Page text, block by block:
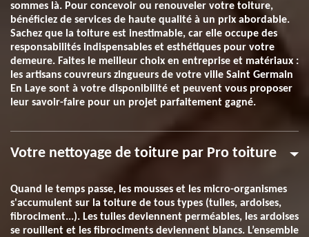
sommes là. Pour concevoir ou renouveler votre toiture,
bénéficiez de services de haute qualité à un prix abordable.
Sachez que la toiture est inestimable, car elle occupe des
responsabilités indispensables et esthétiques pour votre
demeure. Faites le meilleur choix en entreprise et matériaux :
les artisans couvreurs zingueurs de votre ville Saint Germain
En Laye sont à votre disponibilité et peuvent vous proposer
leur savoir-faire pour un projet parfaitement gagné.
Votre nettoyage de toiture par Pro toiture
Quand le temps passe, les mousses et les micro-organismes
s'accumulent sur la toiture de tous types (tuiles, ardoises,
fibrociment...). Les tuiles deviennent perméables, les ardoises
se rouillent et les fibrociments deviennent blancs. L’ensemble